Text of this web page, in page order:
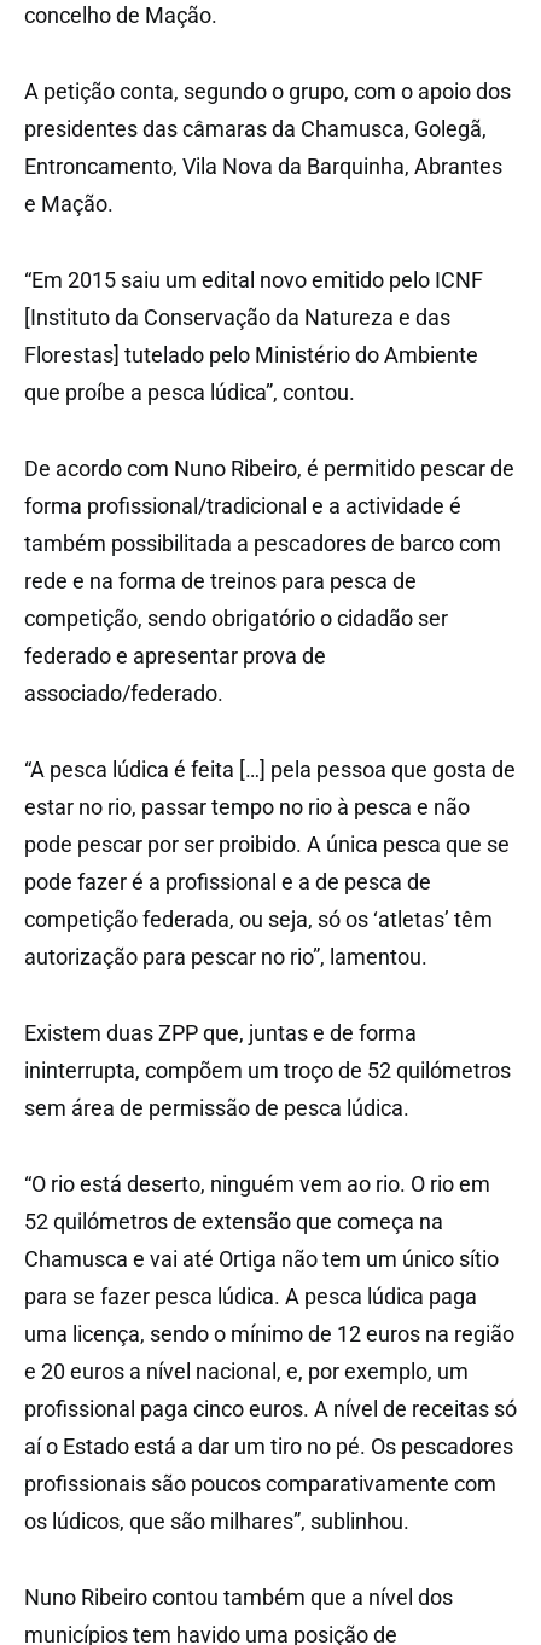
concelho de Mação.
A petição conta, segundo o grupo, com o apoio dos
presidentes das câmaras da Chamusca, Golegã,
Entroncamento, Vila Nova da Barquinha, Abrantes
e Mação.
“Em 2015 saiu um edital novo emitido pelo ICNF
[Instituto da Conservação da Natureza e das
Florestas] tutelado pelo Ministério do Ambiente
que proíbe a pesca lúdica”, contou.
De acordo com Nuno Ribeiro, é permitido pescar de
forma profissional/tradicional e a actividade é
também possibilitada a pescadores de barco com
rede e na forma de treinos para pesca de
competição, sendo obrigatório o cidadão ser
federado e apresentar prova de
associado/federado.
“A pesca lúdica é feita […] pela pessoa que gosta de
estar no rio, passar tempo no rio à pesca e não
pode pescar por ser proibido. A única pesca que se
pode fazer é a profissional e a de pesca de
competição federada, ou seja, só os ‘atletas’ têm
autorização para pescar no rio”, lamentou.
Existem duas ZPP que, juntas e de forma
ininterrupta, compõem um troço de 52 quilómetros
sem área de permissão de pesca lúdica.
“O rio está deserto, ninguém vem ao rio. O rio em
52 quilómetros de extensão que começa na
Chamusca e vai até Ortiga não tem um único sítio
para se fazer pesca lúdica. A pesca lúdica paga
uma licença, sendo o mínimo de 12 euros na região
e 20 euros a nível nacional, e, por exemplo, um
profissional paga cinco euros. A nível de receitas só
aí o Estado está a dar um tiro no pé. Os pescadores
profissionais são poucos comparativamente com
os lúdicos, que são milhares”, sublinhou.
Nuno Ribeiro contou também que a nível dos
municípios tem havido uma posição de